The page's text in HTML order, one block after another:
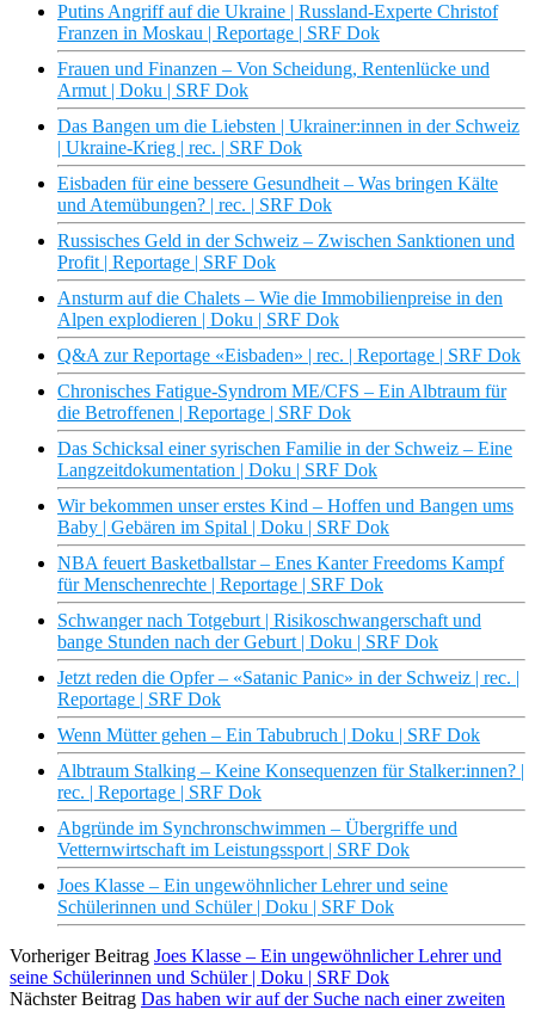
Putins Angriff auf die Ukraine | Russland-Experte Christof
Franzen in Moskau | Reportage | SRF Dok
Frauen und Finanzen – Von Scheidung, Rentenlücke und
Armut | Doku | SRF Dok
Das Bangen um die Liebsten | Ukrainer:innen in der Schweiz
| Ukraine-Krieg | rec. | SRF Dok
Eisbaden für eine bessere Gesundheit – Was bringen Kälte
und Atemübungen? | rec. | SRF Dok
Russisches Geld in der Schweiz – Zwischen Sanktionen und
Profit | Reportage | SRF Dok
Ansturm auf die Chalets – Wie die Immobilienpreise in den
Alpen explodieren | Doku | SRF Dok
Q&A zur Reportage «Eisbaden» | rec. | Reportage | SRF Dok
Chronisches Fatigue-Syndrom ME/CFS – Ein Albtraum für
die Betroffenen | Reportage | SRF Dok
Das Schicksal einer syrischen Familie in der Schweiz – Eine
Langzeitdokumentation | Doku | SRF Dok
Wir bekommen unser erstes Kind – Hoffen und Bangen ums
Baby | Gebären im Spital | Doku | SRF Dok
NBA feuert Basketballstar – Enes Kanter Freedoms Kampf
für Menschenrechte | Reportage | SRF Dok
Schwanger nach Totgeburt | Risikoschwangerschaft und
bange Stunden nach der Geburt | Doku | SRF Dok
Jetzt reden die Opfer – «Satanic Panic» in der Schweiz | rec. |
Reportage | SRF Dok
Wenn Mütter gehen – Ein Tabubruch | Doku | SRF Dok
Albtraum Stalking – Keine Konsequenzen für Stalker:innen? |
rec. | Reportage | SRF Dok
Abgründe im Synchronschwimmen – Übergriffe und
Vetternwirtschaft im Leistungssport | SRF Dok
Joes Klasse – Ein ungewöhnlicher Lehrer und seine
Schülerinnen und Schüler | Doku | SRF Dok
Vorheriger Beitrag Joes Klasse – Ein ungewöhnlicher Lehrer und
seine Schülerinnen und Schüler | Doku | SRF Dok
Nächster Beitrag Das haben wir auf der Suche nach einer zweiten